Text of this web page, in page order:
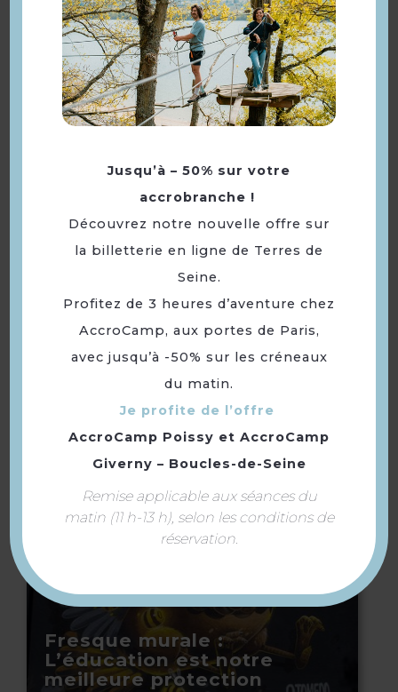
Les Hauts de La
Vaucouleurs
Restaurant du Golf
Bluegreen Guerville
Fresque murale :
L’éducation est notre
meilleure protection
Jusqu’à – 50% sur votre
accrobranche !
Découvrez notre nouvelle offre sur
la billetterie en ligne de Terres de
Seine.
Profitez de 3 heures d’aventure chez
AccroCamp, aux portes de Paris,
avec jusqu’à -50% sur les créneaux
du matin.
Je profite de l’offre
AccroCamp Poissy et AccroCamp
Giverny – Boucles-de-Seine
Remise applicable aux séances du
matin (11 h-13 h), selon les conditions de
réservation.